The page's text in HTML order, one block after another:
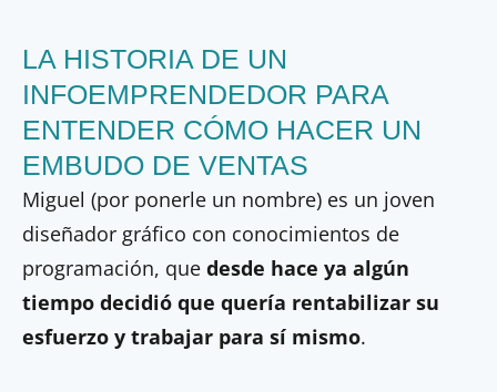
LA HISTORIA DE UN
INFOEMPRENDEDOR PARA
ENTENDER CÓMO HACER UN
EMBUDO DE VENTAS
Miguel (por ponerle un nombre) es un joven
diseñador gráfico con conocimientos de
programación, que desde hace ya algún
tiempo decidió que quería rentabilizar su
esfuerzo y trabajar para sí mismo.